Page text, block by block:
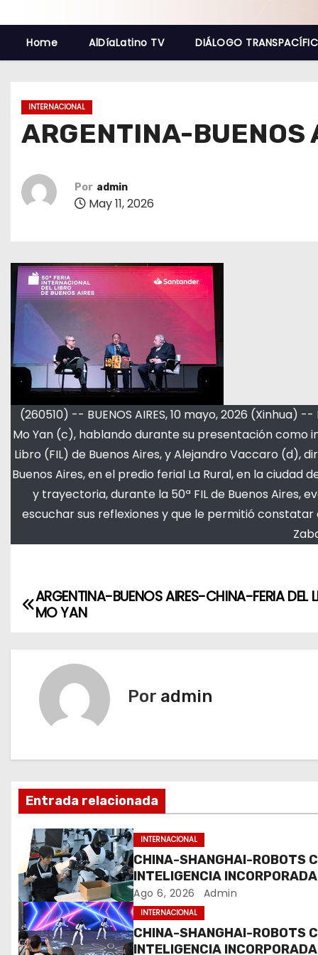
Home AlDíaLatino TV DIÁLOGO
INTERNACIONAL
ARGENTINA-BUENOS
Por admin
May 11, 2026
(260510) -- BUENOS AIRES, 10 mayo, 2026
Mo Yan (c), hablando durante su presentación como
Libro (FIL) de Buenos Aires, y Alejandro Vaccaro (d),
Buenos Aires, en el predio ferial La Rural, en la ciudad
y trayectoria, durante la 50ª FIL de Buenos Aires,
escuchar sus reflexiones y que le permitió
N
c
i
ó
n
d
e
ARGENTINA-BUENOS AIRES-CHINA-FERIA DEL
MO YAN
Por admin
Entrada relacionada
INTERNACIONAL
CHINA-SHANGHAI-ROBOTS
INTELIGENCIA
ENTRENAMIENTO
Ago 6, 2026 Admin
INTERNACIONAL
CHINA-SHANGHAI-ROBOTS
INTELIGENCIA